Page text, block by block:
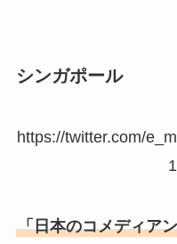
シンガポール
https://twitter.com/
「日本のコメディア